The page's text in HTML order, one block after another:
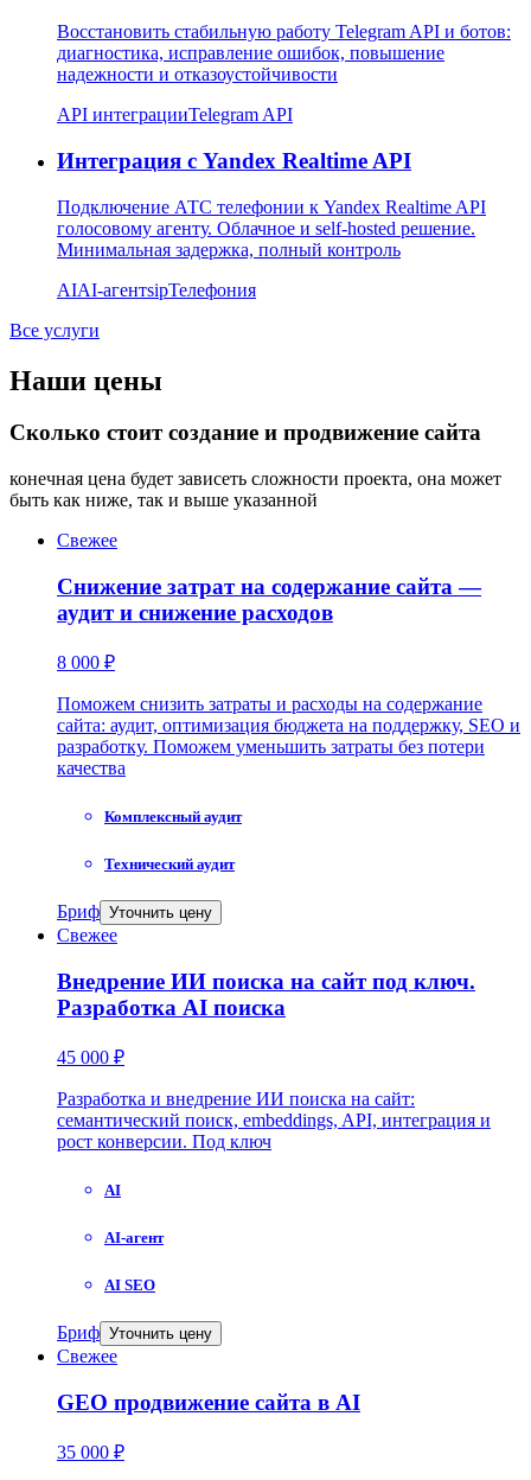
Восстановить стабильную работу Telegram API и ботов:
диагностика, исправление ошибок, повышение
надежности и отказоустойчивости
API интеграцииTelegram API
Интеграция с Yandex Realtime API
Подключение АТС телефонии к Yandex Realtime API
голосовому агенту. Облачное и self-hosted решение.
Минимальная задержка, полный контроль
AIAI-агентsipТелефония
Все услуги
Наши цены
Сколько стоит создание и продвижение сайта
конечная цена будет зависеть сложности проекта, она может
быть как ниже, так и выше указанной
Свежее
Снижение затрат на содержание сайта —
аудит и снижение расходов
8 000 ₽
Поможем снизить затраты и расходы на содержание
сайта: аудит, оптимизация бюджета на поддержку, SEO и
разработку. Поможем уменьшить затраты без потери
качества
Комплексный аудит
Технический аудит
Бриф Уточнить цену
Свежее
Внедрение ИИ поиска на сайт под ключ.
Разработка AI поиска
45 000 ₽
Разработка и внедрение ИИ поиска на сайт:
семантический поиск, embeddings, API, интеграция и
рост конверсии. Под ключ
AI
AI-агент
AI SEO
Бриф Уточнить цену
Свежее
GEO продвижение сайта в AI
35 000 ₽